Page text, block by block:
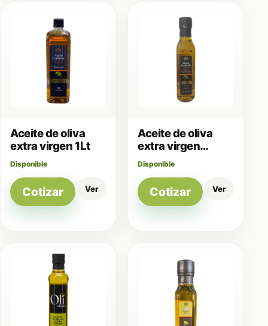
Aceite de oliva
extra virgen 1Lt
Disponible
Cotizar Ver
Aceite de oliva
extra virgen
250ml
Disponible
Cotizar Ver